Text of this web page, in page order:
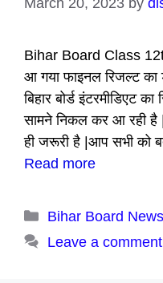
March 20, 2023 by
Bihar Board Class
आ गया फाइनल रिजल्ट का
बिहार बोर्ड इंटरमीडिएट
सामने निकल कर आ रही है
ही जरूरी है |आप सभी को
Read more
Categories
Bihar Board News
Leave a comment